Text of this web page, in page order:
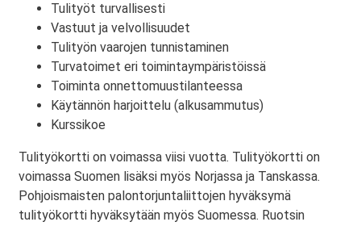
Tulityöt turvallisesti
Vastuut ja velvollisuudet
Tulityön vaarojen tunnistaminen
Turvatoimet eri toimintaympäristöissä
Toiminta onnettomuustilanteessa
Käytännön harjoittelu (alkusammutus)
Kurssikoe
Tulityökortti on voimassa viisi vuotta. Tulityökortti on
voimassa Suomen lisäksi myös Norjassa ja Tanskassa.
Pohjoismaisten palontorjuntaliittojen hyväksymä
tulityökortti hyväksytään myös Suomessa. Ruotsin